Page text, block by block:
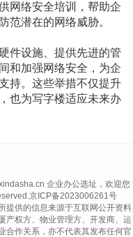
网络安全培训，帮助企
范潜在的网络威胁。
件设施、提供先进的管
和加强网络安全，为企
持。这些举措不仅提升
也为写字楼适应未来办
企业办公选址，欢迎您
京ICP备2023006261号
提供的信息来源于互联网公开资料
产权方、物业管理方、开发商、运
合作关系，亦不代表其发布任何官